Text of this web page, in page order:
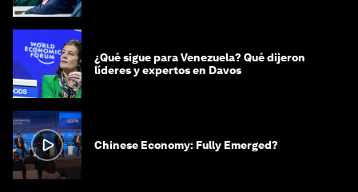
¿Qué sigue para Venezuela? Qué dijeron
líderes y expertos en Davos
Chinese Economy: Fully Emerged?